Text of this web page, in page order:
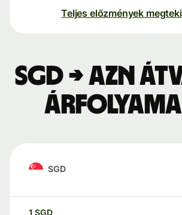
Teljes előzmények
SGD → AZN
árfolyama
SGD
1 SGD